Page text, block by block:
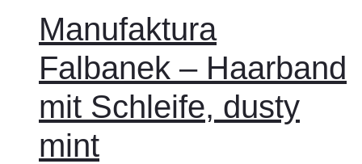
Manufaktura
Falbanek – Haarband
mit Schleife, dusty
mint